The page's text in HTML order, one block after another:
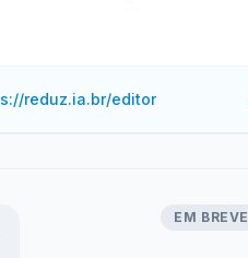
reduz.ia.br/editor
EM BREVE